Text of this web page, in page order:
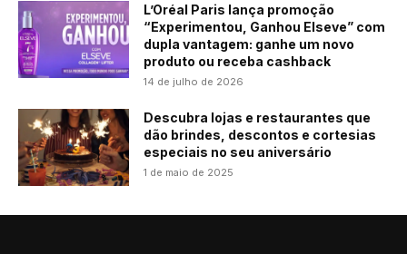
L’Oréal Paris lança promoção
“Experimentou, Ganhou Elseve” com
dupla vantagem: ganhe um novo
produto ou receba cashback
14 de julho de 2026
Descubra lojas e restaurantes que
dão brindes, descontos e cortesias
especiais no seu aniversário
1 de maio de 2025